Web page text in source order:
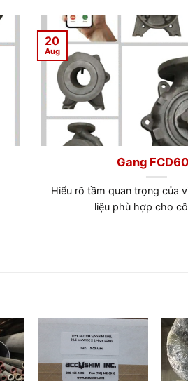
Gang
Nắm vững thông số kỹ
FCD350 là yếu tố then
20
Aug